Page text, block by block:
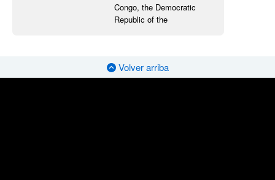
Congo, the Democratic
Republic of the
Volver arriba